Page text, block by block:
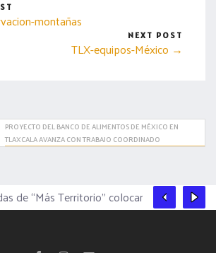
montañas
NEXT POST
TLX-equipos-México →
MANTIENE TLAXCALA EL PRIMER LUGAR NACIONAL CON LA
MENOR INCIDENCIA DELICTIVA
de “Más Territorio” colocan tope en